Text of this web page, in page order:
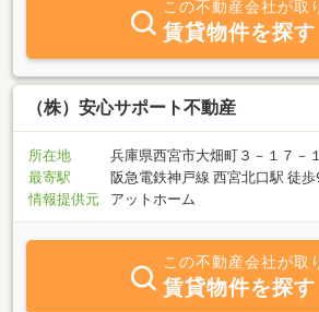
市の不動産情報は、宝塚市の不動産会社・ア
この不動産会社が取
賃貸物件を探す
（株）安心サポート不動産
所在地
兵庫県西宮市大畑町３－１７－
最寄駅
阪急電鉄神戸線 西宮北口駅 徒歩
情報提供元
アットホーム
この不動産会社が取
賃貸物件を探す